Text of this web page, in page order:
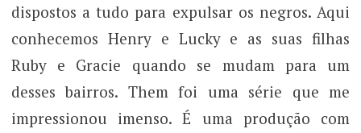
dispostos a tudo para expulsar os negros. Aqui
conhecemos Henry e Lucky e as suas filhas
Ruby e Gracie quando se mudam para um
desses bairros. Them foi uma série que me
impressionou imenso. É uma produção com